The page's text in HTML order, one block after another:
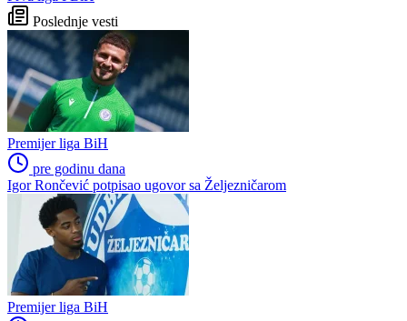
potezom pokušava ukazati
na pravila lige
Infantino nekada poručivao:
"Novac FIFA-e je vaš novac",
danas se suočava s
najvećom krizom
Lana Pudar i dalje mora
putovati 100 kilometara od
Mostara kako bi trenirala
Otkriven uzrok smrti NBA
Niži rang